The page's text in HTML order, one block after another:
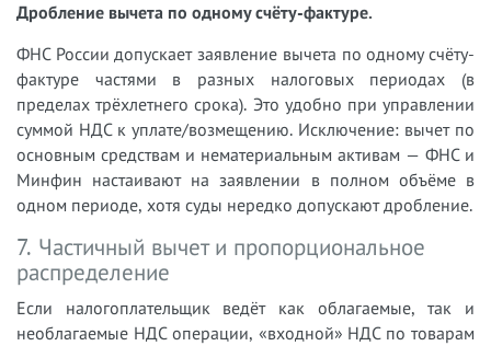
Дробление вычета по одному счёту-фактуре.
ФНС России допускает заявление вычета по одному счёту-
фактуре частями в разных налоговых периодах (в
пределах трёхлетнего срока). Это удобно при управлении
суммой НДС к уплате/возмещению. Исключение: вычет по
основным средствам и нематериальным активам — ФНС и
Минфин настаивают на заявлении в полном объёме в
одном периоде, хотя суды нередко допускают дробление.
7. Частичный вычет и пропорциональное
распределение
Если налогоплательщик ведёт как облагаемые, так и
необлагаемые НДС операции, «входной» НДС по товарам